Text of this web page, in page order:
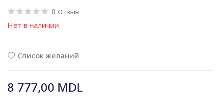
0 Отзыв
Нет в наличии
Список желаний
8 777,00 MDL